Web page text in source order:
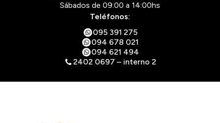
Sábados de 09:00 a 14:00hs
Teléfonos:
095 391 275
094 678 021
094 621 494
2402 0697 – interno 2